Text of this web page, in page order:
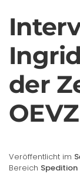
der
OEVZ
Veröffentlicht im
Bereich Spedition